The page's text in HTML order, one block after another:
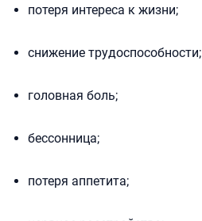
потеря интереса к жизни;
снижение трудоспособности;
головная боль;
бессонница;
потеря аппетита;